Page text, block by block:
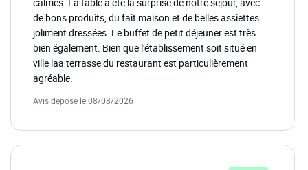
de bons produits, du fait maison et de belles assiettes
joliment dressées. Le buffet de petit déjeuner est très
bien également. Bien que l'établissement soit situé en
ville laa terrasse du restaurant est particulièrement
agréable.
Avis déposé le 08/08/2026